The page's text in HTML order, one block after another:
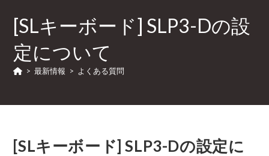
[SLキーボード] SLP3-Dの設
定について
> 最新情報 > よくある質問
[SLキーボード] SLP3-Dの設定に